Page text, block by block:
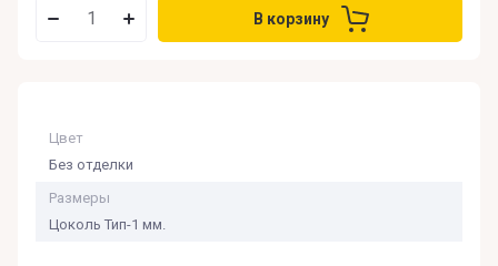
В корзину
Цвет
Без отделки
Размеры
Цоколь Тип-1 мм.